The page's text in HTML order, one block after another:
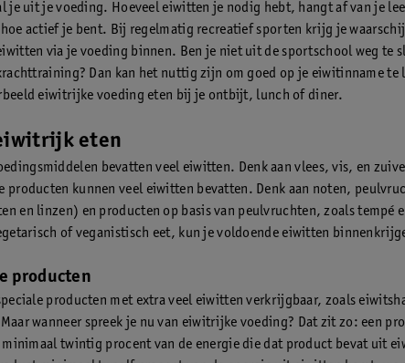
je uit je voeding. Hoeveel eiwitten je nodig hebt, hangt af van je
hoe actief je bent. Bij regelmatig recreatief sporten krijg je
via je voeding binnen. Ben je niet uit de sportschool weg te
Dan kan het nuttig zijn om goed op je eiwitinname te
eiwitrijke voeding eten bij je ontbijt, lunch of diner.
eten
bevatten veel eiwitten. Denk aan vlees, vis, en
producten kunnen veel eiwitten bevatten. Denk aan noten,
en linzen) en producten op basis van peulvruchten, zoals tempé
of veganistisch eet, kun je voldoende eiwitten
producten
producten met extra veel eiwitten verkrijgbaar, zoals
wanneer spreek je nu van eiwitrijke voeding? Dat zit zo: een
twintig procent van de energie die dat product bevat uit